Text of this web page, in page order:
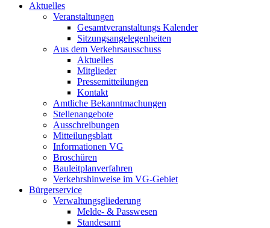
Aktuelles
Veranstaltungen
Gesamtveranstaltungs Kalender
Sitzungsangelegenheiten
Aus dem Verkehrsausschuss
Aktuelles
Mitglieder
Pressemitteilungen
Kontakt
Amtliche Bekanntmachungen
Stellenangebote
Ausschreibungen
Mitteilungsblatt
Informationen VG
Broschüren
Bauleitplanverfahren
Verkehrshinweise im VG-Gebiet
Bürgerservice
Verwaltungsgliederung
Melde- & Passwesen
Standesamt